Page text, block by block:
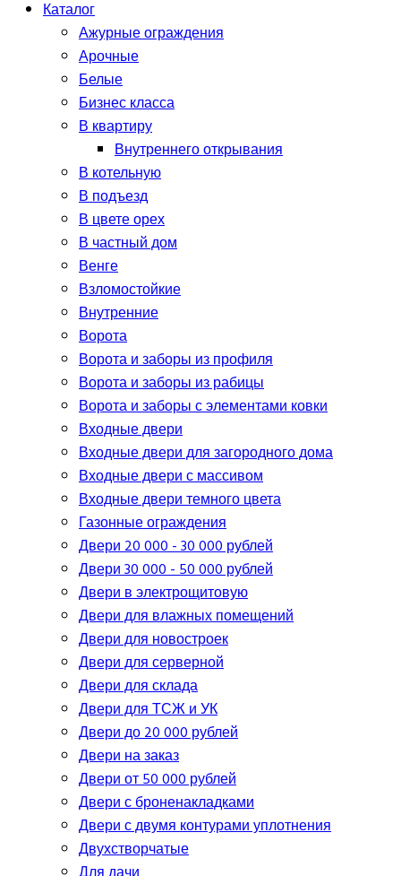
Каталог
Ажурные ограждения
Арочные
Белые
Бизнес класса
В квартиру
Внутреннего открывания
В котельную
В подъезд
В цвете орех
В частный дом
Венге
Взломостойкие
Внутренние
Ворота
Ворота и заборы из профиля
Ворота и заборы из рабицы
Ворота и заборы с элементами ковки
Входные двери
Входные двери для загородного дома
Входные двери с массивом
Входные двери темного цвета
Газонные ограждения
Двери 20 000 - 30 000 рублей
Двери 30 000 - 50 000 рублей
Двери в электрощитовую
Двери для влажных помещений
Двери для новостроек
Двери для серверной
Двери для склада
Двери для ТСЖ и УК
Двери до 20 000 рублей
Двери на заказ
Двери от 50 000 рублей
Двери с броненакладками
Двери с двумя контурами уплотнения
Двухстворчатые